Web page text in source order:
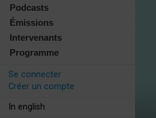
Podcasts
Émissions
Intervenants
Programme
Se connecter
Créer un compte
In english